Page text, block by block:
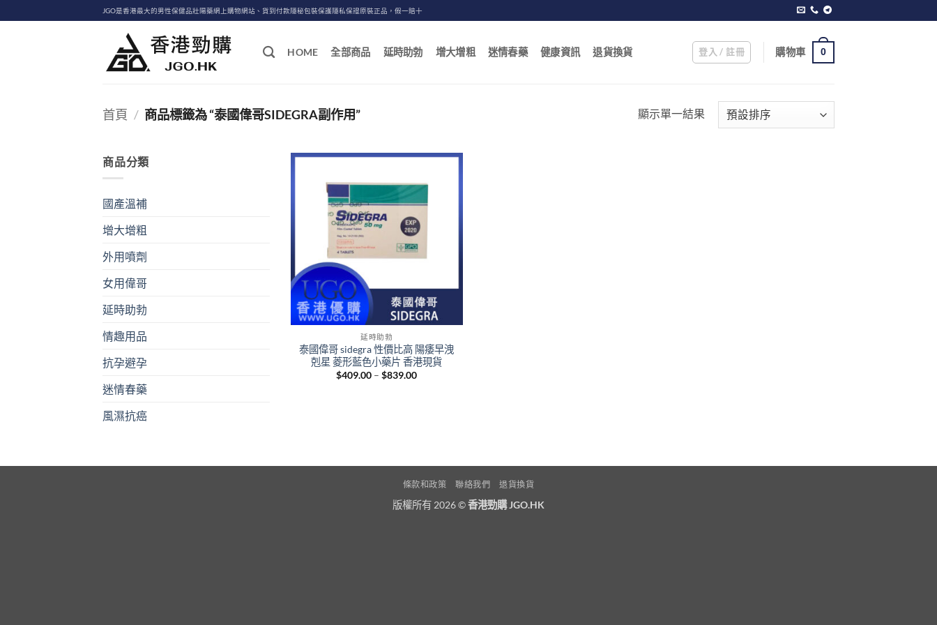
to
JGO是香港最大的男性保健品壯陽藥網上購物網站、貨到付款隱秘包裝保護隱私保證原裝正品，假一賠十
HOME 全部商品 延時助勃 增大增粗 迷情春藥 健康資訊 退貨換貨 登入 / 註冊 購物車 0
首頁 / 商品標籤為 “泰國偉哥SIDEGRA副作用” 顯示單一結果
商品分類
國產溫補
增大增粗
外用噴劑
女用偉哥
延時助勃
情趣用品
抗孕避孕
迷情春藥
風濕抗癌
+
延時助勃
泰國偉哥 sidegra 性價比高 陽痿早洩
剋星 菱形藍色小藥片 香港現貨
$409.00 – $839.00Price
條款和政策 聯絡我們 退貨換貨
版權所有 2026 ©香港勁購 JGO.HK